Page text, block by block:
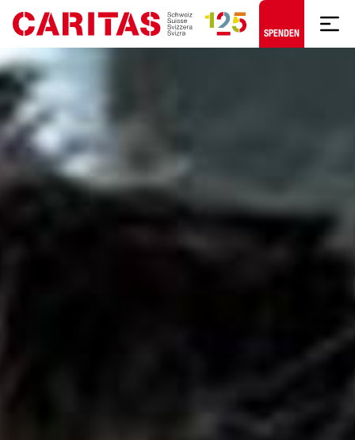
Zum Hauptinhalt springen
SPENDEN